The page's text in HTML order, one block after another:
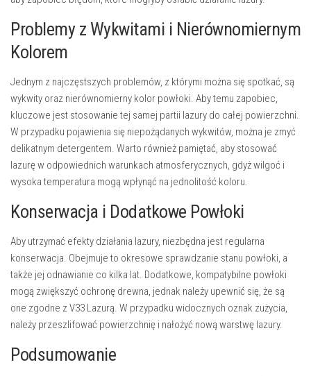
Problemy z Wykwitami i Nierównomiernym
Kolorem
Jednym z najczęstszych problemów, z którymi można się spotkać, są
wykwity oraz nierównomierny kolor powłoki. Aby temu zapobiec,
kluczowe jest stosowanie tej samej partii lazury do całej powierzchni.
W przypadku pojawienia się niepożądanych wykwitów, można je zmyć
delikatnym detergentem. Warto również pamiętać, aby stosować
lazurę w odpowiednich warunkach atmosferycznych, gdyż wilgoć i
wysoka temperatura mogą wpłynąć na jednolitość koloru.
Konserwacja i Dodatkowe Powłoki
Aby utrzymać efekty działania lazury, niezbędna jest regularna
konserwacja. Obejmuje to okresowe sprawdzanie stanu powłoki, a
także jej odnawianie co kilka lat. Dodatkowe, kompatybilne powłoki
mogą zwiększyć ochronę drewna, jednak należy upewnić się, że są
one zgodne z V33 Lazurą. W przypadku widocznych oznak zużycia,
należy przeszlifować powierzchnię i nałożyć nową warstwę lazury.
Podsumowanie